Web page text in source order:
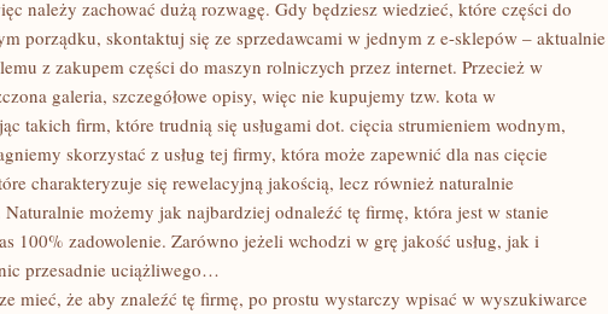
należy zachować dużą rozwagę. Gdy będziesz wiedzieć, które części do
porządku, skontaktuj się ze sprzedawcami w jednym z e-sklepów – aktualnie
z zakupem części do maszyn rolniczych przez internet. Przecież w
galeria, szczegółowe opisy, więc nie kupujemy tzw. kota w
takich firm, które trudnią się usługami dot. cięcia strumieniem wodnym,
skorzystać z usług tej firmy, która może zapewnić dla nas cięcie
charakteryzuje się rewelacyjną jakością, lecz również naturalnie
możemy jak najbardziej odnaleźć tę firmę, która jest w stanie
100% zadowolenie. Zarówno jeżeli wchodzi w grę jakość usług, jak i
przesadnie uciążliwego…
mieć, że aby znaleźć tę firmę, po prostu wystarczy wpisać w wyszukiwarce